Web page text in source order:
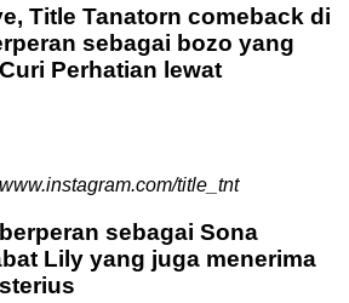
Title Tanatorn comeback di
sebagai bozo yang
Perhatian lewat
title_tnt
sebagai Sona
Lily yang juga menerima